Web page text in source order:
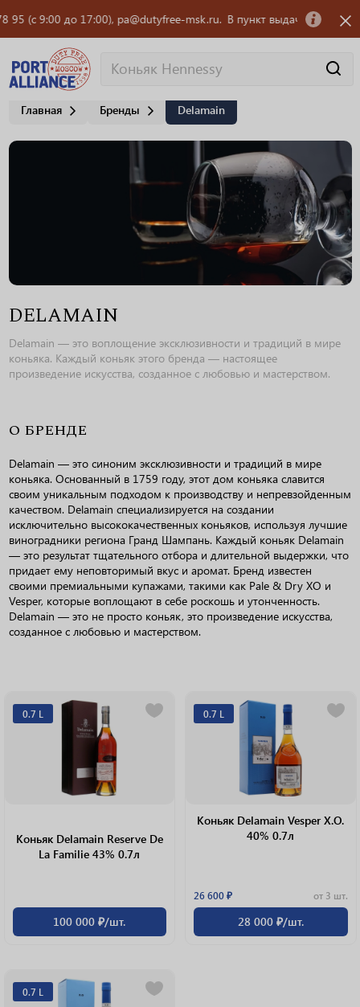
(с 9:00 до 17:00), pa@dutyfree-msk.ru. В пункт выдачи заказов
Главная Бренды Delamain
DELAMAIN
Delamain — это воплощение эксклюзивности и традиций в мире
коньяка. Каждый коньяк этого бренда — настоящее
произведение искусства, созданное с любовью и мастерством.
О БРЕНДЕ
Delamain — это синоним эксклюзивности и традиций в мире
коньяка. Основанный в 1759 году, этот дом коньяка славится
своим уникальным подходом к производству и непревзойденным
качеством. Delamain специализируется на создании
исключительно высококачественных коньяков, используя лучшие
виноградники региона Гранд Шампань. Каждый коньяк Delamain
— это результат тщательного отбора и длительной выдержки, что
придает ему неповторимый вкус и аромат. Бренд известен
своими премиальными купажами, такими как Pale & Dry XO и
Vesper, которые воплощают в себе роскошь и утонченность.
Delamain — это не просто коньяк, это произведение искусства,
созданное с любовью и мастерством.
0.7 L
Коньяк Delamain Reserve De
La Familie 43% 0.7л
100 000 ₽/шт.
0.7 L
Коньяк Delamain Vesper X.O.
40% 0.7л
26 600 ₽ от 3 шт.
28 000 ₽/шт.
0.7 L